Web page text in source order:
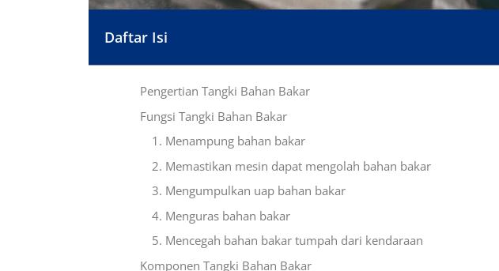
Daftar Isi
Pengertian Tangki Bahan Bakar
Fungsi Tangki Bahan Bakar
1. Menampung bahan bakar
2. Memastikan mesin dapat mengolah bahan bakar
3. Mengumpulkan uap bahan bakar
4. Menguras bahan bakar
5. Mencegah bahan bakar tumpah dari kendaraan
Komponen Tangki Bahan Bakar